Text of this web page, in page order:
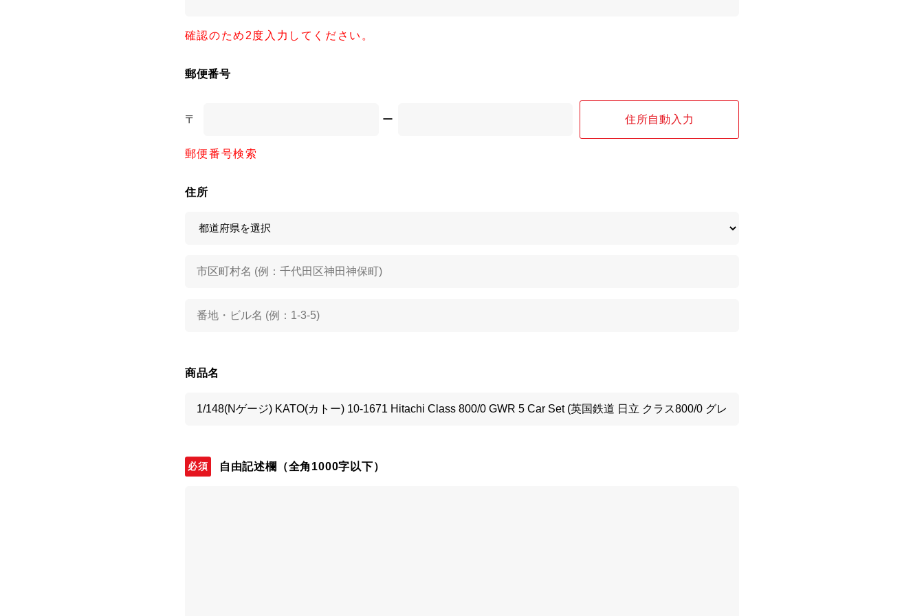
確認のため2度入力してください。
郵便番号
〒 ー 住所自動入力
郵便番号検索
住所
商品名
自由記述欄 （全角1000字以下）